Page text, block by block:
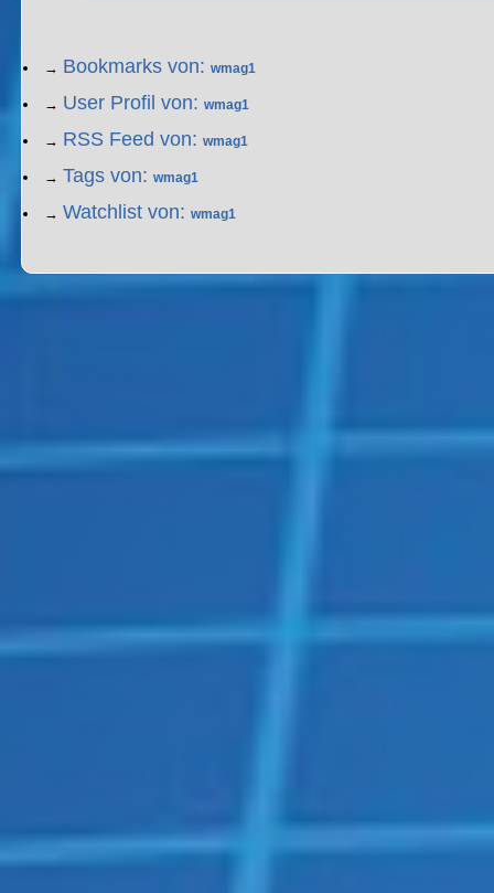
→ Bookmarks von: wmag1
→ User Profil von: wmag1
→ RSS Feed von: wmag1
→ Tags von: wmag1
→ Watchlist von: wmag1